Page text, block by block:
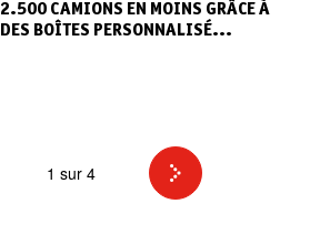
2.500 CAMIONS EN MOINS GRÂCE À
DES BOÎTES PERSONNALISÉ...
1 sur 4